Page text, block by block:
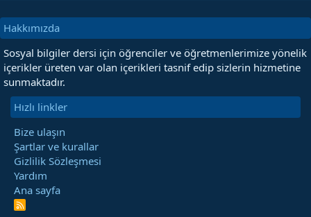
Hakkımızda
Sosyal bilgiler dersi için öğrenciler ve öğretmenlerimize yönelik
içerikler üreten var olan içerikleri tasnif edip sizlerin hizmetine
sunmaktadır.
Hızlı linkler
Bize ulaşın
Şartlar ve kurallar
Gizlilik Sözleşmesi
Yardım
Ana sayfa
R